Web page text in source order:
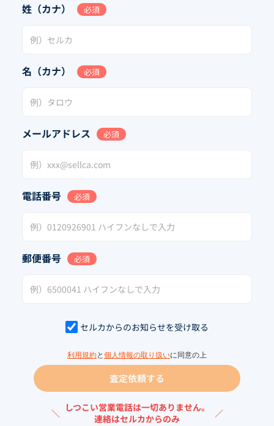
姓（カナ） 必須
名（カナ） 必須
メールアドレス 必須
電話番号 必須
郵便番号 必須
セルカからのお知らせを受け取る
利用規約と 個人情報の取り扱いに同意の上
査定依頼する
＼
しつこい営業電話は一切ありません。
連絡はセルカからのみ
／